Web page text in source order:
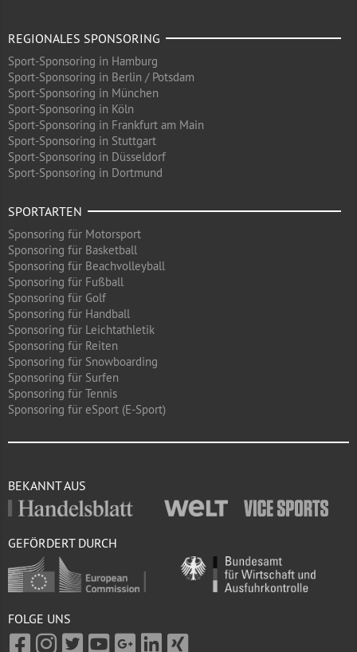
REGIONALES SPONSORING
Sport-Sponsoring in Hamburg
Sport-Sponsoring in Berlin / Potsdam
Sport-Sponsoring in München
Sport-Sponsoring in Köln
Sport-Sponsoring in Frankfurt am Main
Sport-Sponsoring in Stuttgart
Sport-Sponsoring in Düsseldorf
Sport-Sponsoring in Dortmund
SPORTARTEN
Sponsoring für Motorsport
Sponsoring für Basketball
Sponsoring für Beachvolleyball
Sponsoring für Fußball
Sponsoring für Golf
Sponsoring für Handball
Sponsoring für Leichtathletik
Sponsoring für Reiten
Sponsoring für Snowboarding
Sponsoring für Surfen
Sponsoring für Tennis
Sponsoring für eSport (E-Sport)
BEKANNT AUS
GEFÖRDERT DURCH
FOLGE UNS